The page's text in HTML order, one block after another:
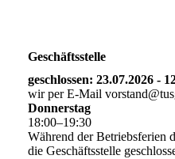
Geschäftsstelle
geschlossen: 23.07.2026 -
wir per E-Mail
Donnerstag
18:00–19:30
Während der Betriebsferien
die Geschäftsstelle